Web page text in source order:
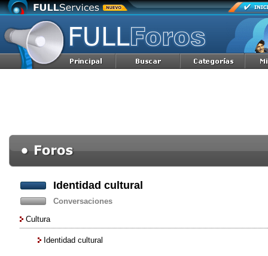
Identidad cultural
Conversaciones
Cultura
Identidad cultural